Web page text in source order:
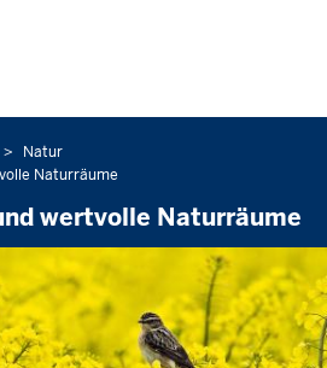
Hauptmenü
Natur
Naturräume
wertvolle Naturräume